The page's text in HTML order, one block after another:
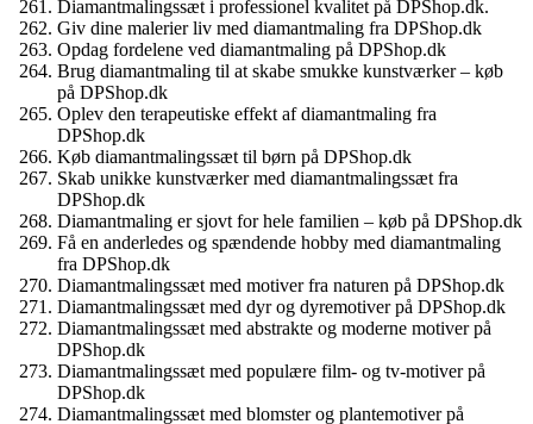
Diamantmalingssæt i professionel kvalitet på DPShop.dk.
Giv dine malerier liv med diamantmaling fra DPShop.dk
Opdag fordelene ved diamantmaling på DPShop.dk
Brug diamantmaling til at skabe smukke kunstværker – køb
på DPShop.dk
Oplev den terapeutiske effekt af diamantmaling fra
DPShop.dk
Køb diamantmalingssæt til børn på DPShop.dk
Skab unikke kunstværker med diamantmalingssæt fra
DPShop.dk
Diamantmaling er sjovt for hele familien – køb på DPShop.dk
Få en anderledes og spændende hobby med diamantmaling
fra DPShop.dk
Diamantmalingssæt med motiver fra naturen på DPShop.dk
Diamantmalingssæt med dyr og dyremotiver på DPShop.dk
Diamantmalingssæt med abstrakte og moderne motiver på
DPShop.dk
Diamantmalingssæt med populære film- og tv-motiver på
DPShop.dk
Diamantmalingssæt med blomster og plantemotiver på